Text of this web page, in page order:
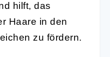
hilft, das
Haare in den
zu fördern.